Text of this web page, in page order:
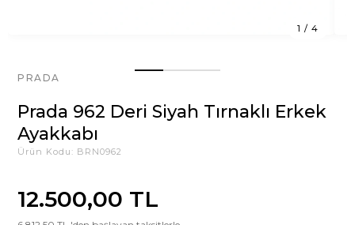
1 / 4
PRADA
Prada 962 Deri Siyah Tırnaklı Erkek
Ayakkabı
Ürün Kodu: BRN0962
12.500,00 TL